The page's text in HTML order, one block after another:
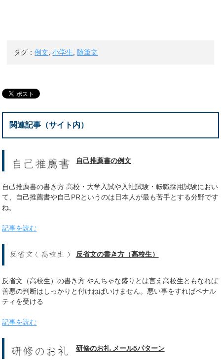
タグ：例文,小学生, 随筆文
関連記事（サイト内）
自己推薦書の例文
自己推薦書の書き方 高校・大学入試や入社試験・転職採用試験におい
て、自己推薦書や自己PRというのは日本人が最も苦手とする分野です
ね。
記事を読む
反省文の書き方（高校生）
反省文（高校生）の書き方 やんちゃな盛りとは言え高校生ともなれば
善悪の判断はしっかりと付けねばいけません。悪い事をすればペナル
ティを受ける
記事を読む
研修のお礼 メール5パターン